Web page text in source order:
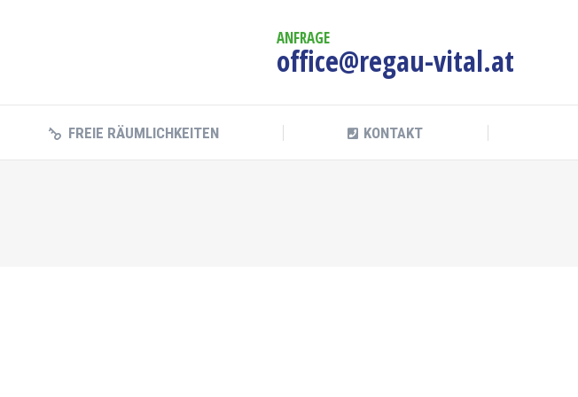
ANFRAGE
office@regau-vital.at
FREIE RÄUMLICHKEITEN KONTAKT